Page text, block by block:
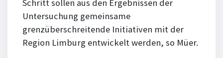
Schritt sollen aus den Ergebnissen der
Untersuchung gemeinsame
grenzüberschreitende Initiativen mit der
Region Limburg entwickelt werden, so Müer.